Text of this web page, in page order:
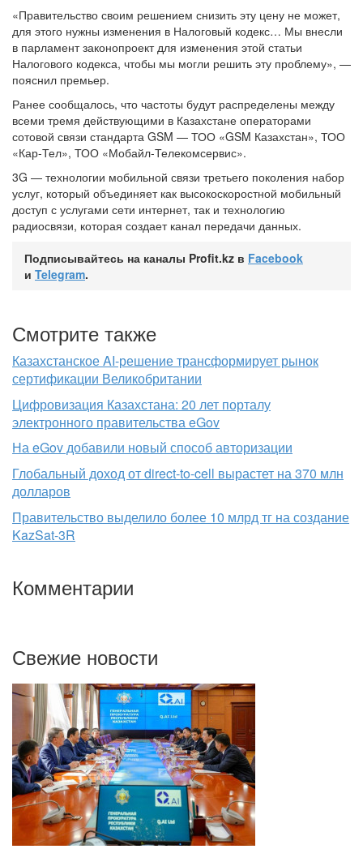
«Правительство своим решением снизить эту цену не может,
для этого нужны изменения в Налоговый кодекс… Мы внесли
в парламент законопроект для изменения этой статьи
Налогового кодекса, чтобы мы могли решить эту проблему», —
пояснил премьер.
Ранее сообщалось, что частоты будут распределены между
всеми тремя действующими в Казахстане операторами
сотовой связи стандарта GSM — ТОО «GSM Казахстан», ТОО
«Кар-Тел», ТОО «Мобайл-Телекомсервис».
3G — технологии мобильной связи третьего поколения набор
услуг, который объединяет как высокоскоростной мобильный
доступ с услугами сети интернет, так и технологию
радиосвязи, которая создает канал передачи данных.
Подписывайтесь на каналы Profit.kz в Facebook
и Telegram.
Смотрите также
Казахстанское AI-решение трансформирует рынок
сертификации Великобритании
Цифровизация Казахстана: 20 лет порталу
электронного правительства eGov
На eGov добавили новый способ авторизации
Глобальный доход от direct-to-cell вырастет на 370 млн
долларов
Правительство выделило более 10 млрд тг на создание
KazSat-3R
Комментарии
Свежие новости